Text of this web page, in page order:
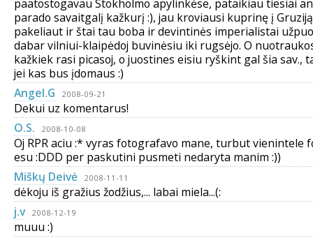
paatostogavau Stokholmo apylinkėse, pataikiau tiesiai
parado savaitgalį kažkurį :), jau kroviausi kuprinę į
pakeliaut ir štai tau boba ir devintinės imperialistai
dabar vilniui-klaipėdoj buvinėsiu iki rugsėjo. O
kažkiek rasi picasoj, o juostines eisiu ryškint gal šia sav.,
jei kas bus įdomaus :)
Angel.G
2008-09-21
Dekui uz komentarus!
O.S.
2008-10-08
Oj RPR aciu :* vyras fotografavo mane, turbut vienintele
esu :DDD per paskutini pusmeti nedaryta manim :))
Miškų Deivė
2008-11-11
dėkoju iš gražius žodžius,... labai miela...(:
j.v
2008-12-19
muuu :)